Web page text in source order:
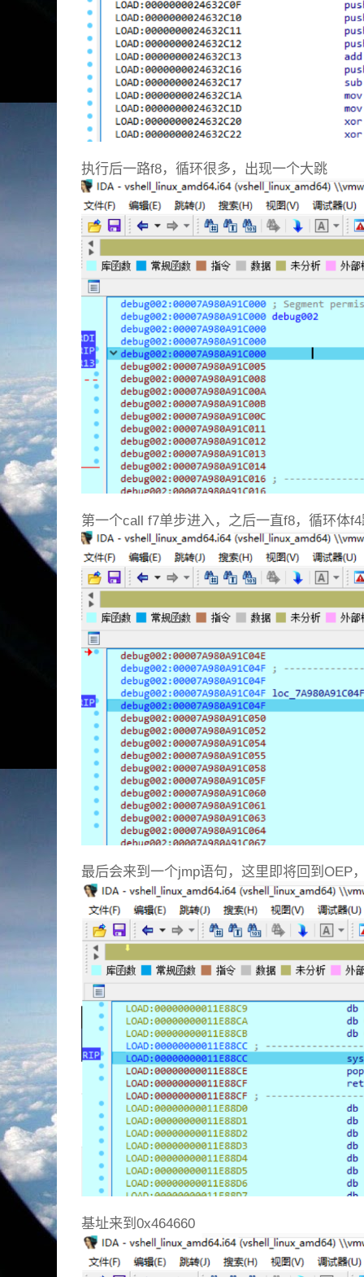
执行后一路f8，循环很多，出现一个大跳
第一个call f7单步进入，之后一直f8，循环体
最后会来到一个jmp语句，这里即将回到OEP
基址来到0x464660